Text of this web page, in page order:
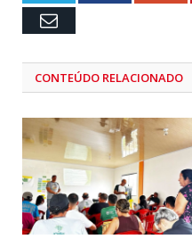
Email
CONTEÚDO RELACIONADO